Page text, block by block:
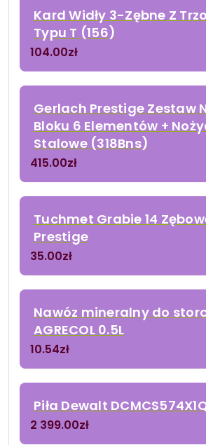
Kard Widły 3-Zębne Z
Typu T (156)
104.00zł
Gerlach Prestige Zestaw
Bloku 6 Elementów +
Stalowe (318Bns)
415.00zł
Tuchmet Grabie 14
Prestige
35.00zł
Nawóz mineralny do
AGRECOL 0.5L
10.54zł
Piła Dewalt
2 399.00zł